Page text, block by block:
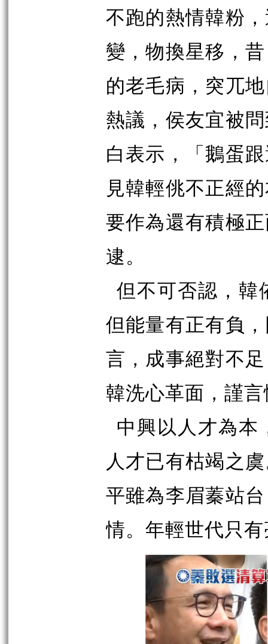
不跑的熱情韓粉
變，物換星移，
的老毛病，突兀
熱議，侯友宜被
白表示，「鵝蛋
見韓輕佻不正經
要作為還有積極
逮。
但不可否認，韓
但能量有正有負
言，成事絕對不
韓洗心革面，謹
中興以人才為本
人才已有枯竭之
平雖為李眉蓁站
情。年輕世代只